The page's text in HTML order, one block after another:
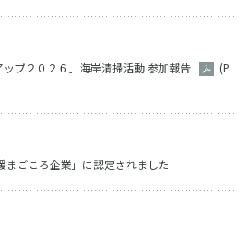
ップ２０２６」海岸清掃活動 参加報告
(P
まごころ企業」に認定されました